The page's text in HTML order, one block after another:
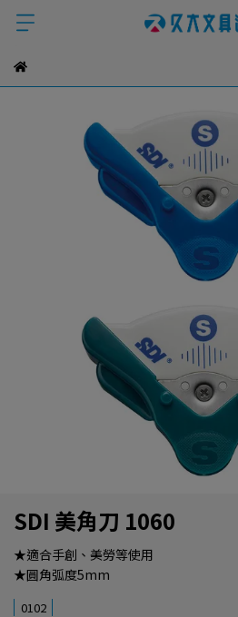
SDI 美角刀 1060
★適合手創、美勞等使用
★圓角弧度5mm
0102